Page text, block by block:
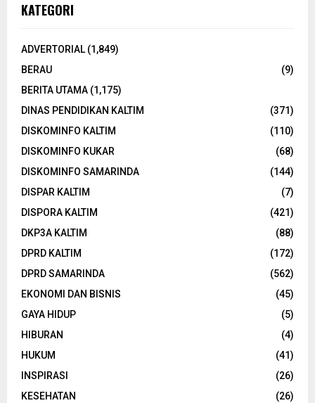
KATEGORI
ADVERTORIAL (1,849)
BERAU
(9)
BERITA UTAMA (1,175)
DINAS PENDIDIKAN KALTIM
(371)
DISKOMINFO KALTIM
(110)
DISKOMINFO KUKAR
(68)
DISKOMINFO SAMARINDA
(144)
DISPAR KALTIM
(7)
DISPORA KALTIM
(421)
DKP3A KALTIM
(88)
DPRD KALTIM
(172)
DPRD SAMARINDA
(562)
EKONOMI DAN BISNIS
(45)
GAYA HIDUP
(5)
HIBURAN
(4)
HUKUM
(41)
INSPIRASI
(26)
KESEHATAN
(26)